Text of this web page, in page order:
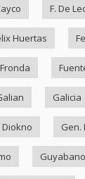
F. De
Huertas
Fronda
Galicia
Diokno Gen.
Guyabano